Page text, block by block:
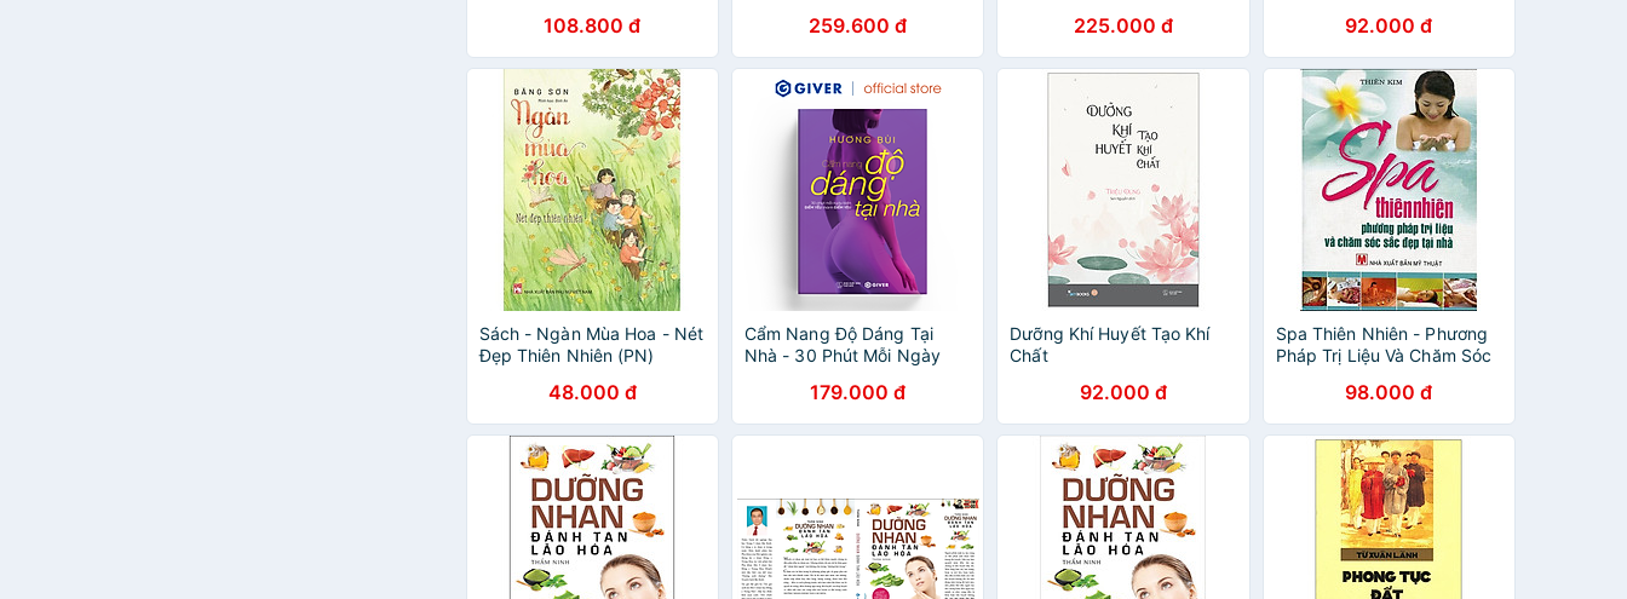
108.800 đ
Sâu Sắc259.600 đ 225.000 đ 92.000 đ
Sách - Ngàn Mùa Hoa - Nét
Đẹp Thiên Nhiên (PN)
48.000 đ
Cẩm Nang Độ Dáng Tại
Nhà - 30 Phút Mỗi Ngày
179.000 đ
Dưỡng Khí Huyết Tạo Khí
Chất
92.000 đ
Spa Thiên Nhiên - Phương
Pháp Trị Liệu Và Chăm Sóc
98.000 đ